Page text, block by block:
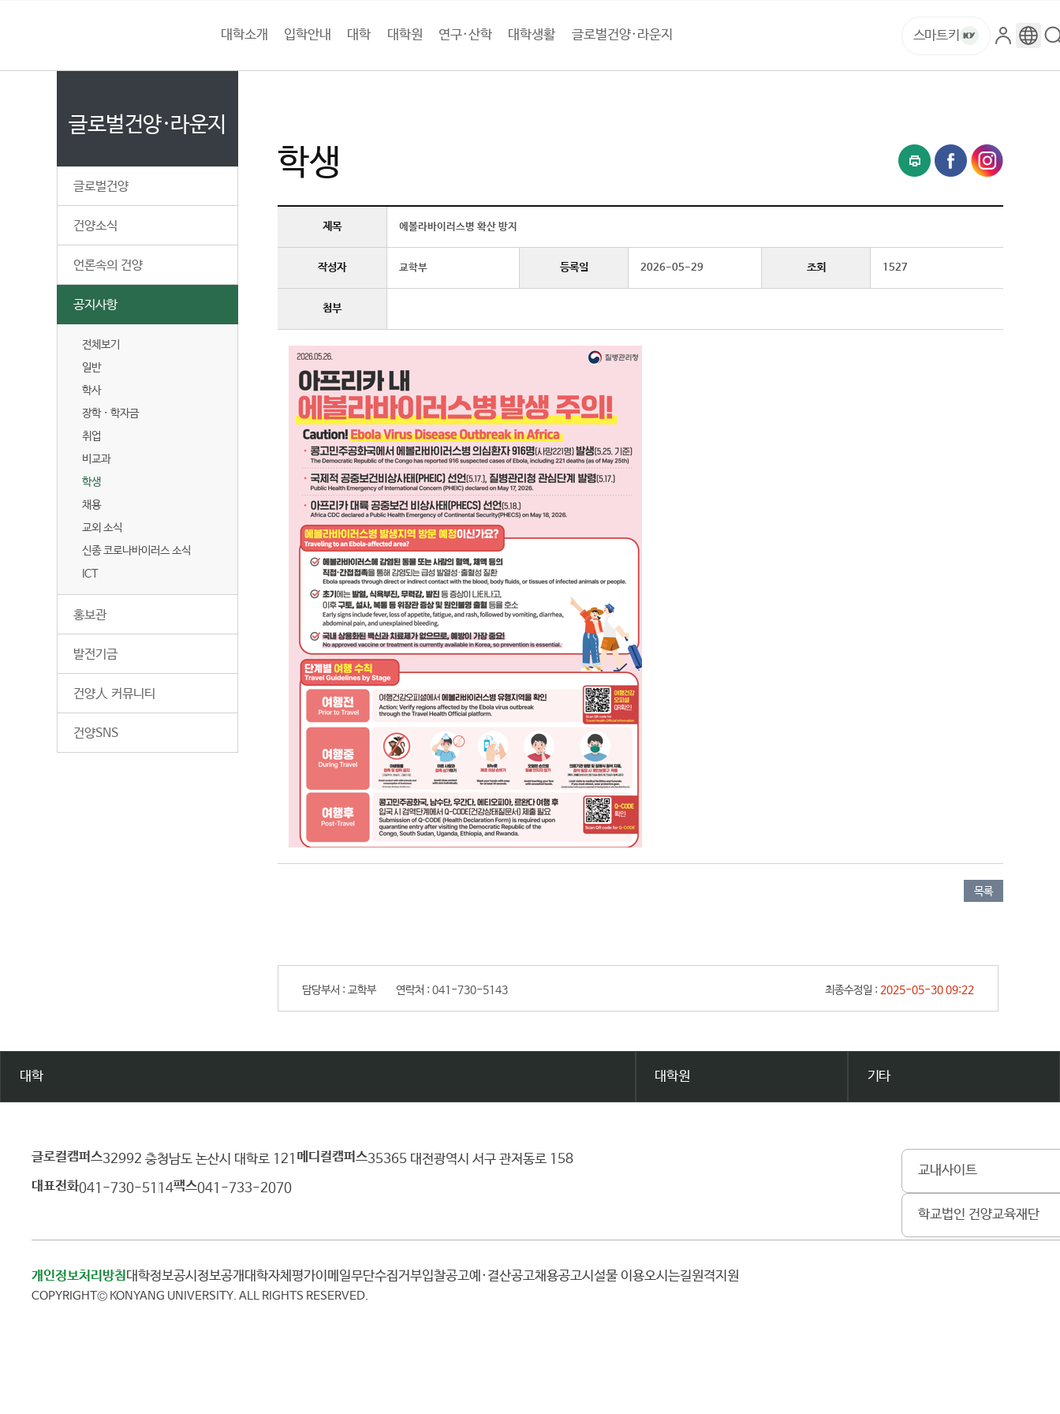
대학소개 입학안내 대학 대학원 연구·산학 대학생활 글로벌건양·라운지 스마트키
로
구
글로벌건양·라운지
글로벌건양
건양소식
언론속의 건양
공지사항
전체보기
일반
학사
장학 · 학자금
취업
비교과
학생
채용
교외 소식
신종 코로나바이러스 소식
ICT
홍보관
발전기금
건양人 커뮤니티
건양SNS
이
로
학생
제목 에볼라바이러스병 확산 방지
작성자 교학부 등록일 2026-05-29 조회 1527
첨부
목록
담당부서 : 교학부 연락처 : 041-730-5143 최종수정일 : 2025-05-30 09:22
대학 대학원 기타
건
양
교
글로컬캠퍼스 32992 충청남도 논산시 대학로 121 메디컬캠퍼스 35365 대전광역시 서구 관저동로 158
대표전화 041-730-5114 팩스 041-733-2070
교내사이트
학교법인 건양교육재단
개인정보처리방침 대학정보공시 정보공개 대학자체평가 이메일무단수집거부 입찰공고 예·결산공고 채용공고 시설물 이용 오시는길 원격지원
COPYRIGHT© KONYANG UNIVERSITY. ALL RIGHTS RESERVED.